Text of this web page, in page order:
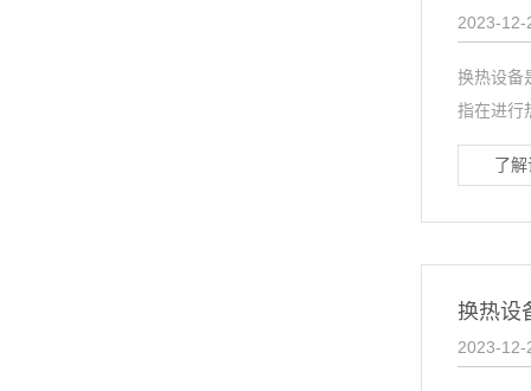
2023-12-
换热设
指在进
了
换热
2023-12-